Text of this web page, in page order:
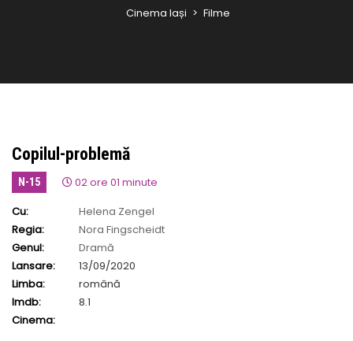
Cinema Iași > Filme
Copilul-problemă
N-15
02 ore 01 minute
Cu:
Helena Zengel
Regia:
Nora Fingscheidt
Genul:
Dramă
Lansare:
13/09/2020
Limba:
română
Imdb:
8.1
Cinema: